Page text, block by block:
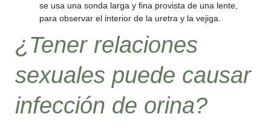
se usa una sonda larga y fina provista de una lente,
para observar el interior de la uretra y la vejiga.
¿Tener relaciones
sexuales puede causar
infección de orina?